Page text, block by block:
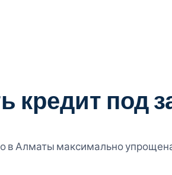
кредит под
в Алматы максимально